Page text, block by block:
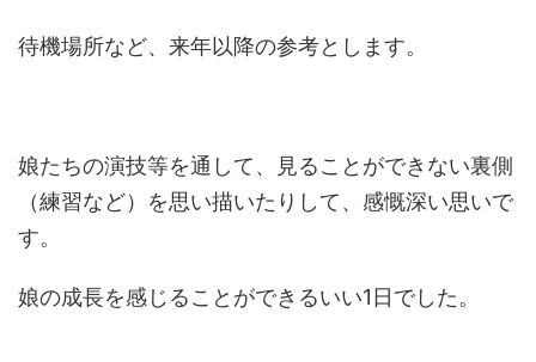
待機場所など、来年以降の参考とします。
娘たちの演技等を通して、見ることができない裏側
（練習など）を思い描いたりして、感慨深い思いで
す。
娘の成長を感じることができるいい1日でした。